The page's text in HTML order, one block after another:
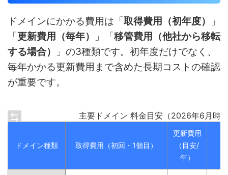
ドメインにかかる費用は「取得費用（初年度）
」
「更新費用（毎年） 」「移管費用（他社から移転
する場合）
」の3種類です。初年度だけでなく、
毎年かかる更新費用まで含めた長期コストの確認
が重要です。
主要ドメイン 料金目安（2026年6月時
ドメイン種類 取得費用（初回・1個目）
更新費用
（目安/
年）